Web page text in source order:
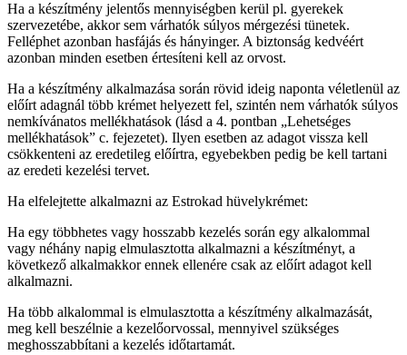
Ha a készítmény jelentős mennyiségben kerül pl. gyerekek
szervezetébe, akkor sem várhatók súlyos mérgezési tünetek.
Felléphet azonban hasfájás és hányinger. A biztonság kedvéért
azonban minden esetben értesíteni kell az orvost.
Ha a készítmény alkalmazása során rövid ideig naponta véletlenül az
előírt adagnál több krémet helyezett fel, szintén nem várhatók súlyos
nemkívánatos mellékhatások (lásd a 4. pontban „Lehetséges
mellékhatások” c. fejezetet). Ilyen esetben az adagot vissza kell
csökkenteni az eredetileg előírtra, egyebekben pedig be kell tartani
az eredeti kezelési tervet.
Ha elfelejtette alkalmazni az Estrokad hüvelykrémet:
Ha egy többhetes vagy hosszabb kezelés során egy alkalommal
vagy néhány napig elmulasztotta alkalmazni a készítményt, a
következő alkalmakkor ennek ellenére csak az előírt adagot kell
alkalmazni.
Ha több alkalommal is elmulasztotta a készítmény alkalmazását,
meg kell beszélnie a kezelőorvossal, mennyivel szükséges
meghosszabbítani a kezelés időtartamát.